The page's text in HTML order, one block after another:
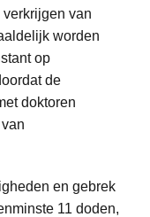
van
worden
op
de
doktoren
en gebrek
11 doden,